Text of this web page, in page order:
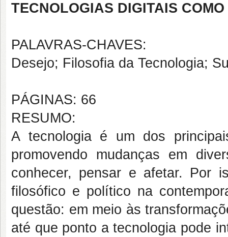
TECNOLOGIAS DIGITAIS
PALAVRAS-CHAVES:
Desejo; Filosofia da Tecnologia;
PÁGINAS: 66
RESUMO:
A tecnologia é um dos
promovendo mudanças em
conhecer, pensar e afetar. Por
filosófico e político na
questão: em meio às
até que ponto a tecnologia pode